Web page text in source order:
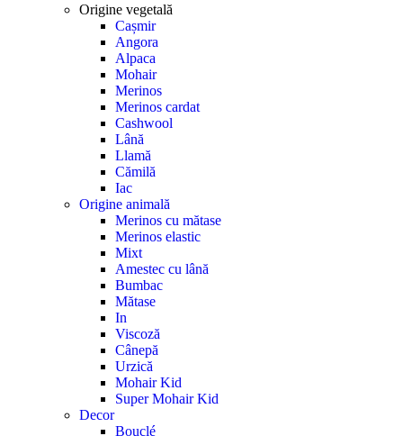
Origine vegetală
Cașmir
Angora
Alpaca
Mohair
Merinos
Merinos cardat
Cashwool
Lână
Llamă
Cămilă
Iac
Origine animală
Merinos cu mătase
Merinos elastic
Mixt
Amestec cu lână
Bumbac
Mătase
In
Viscoză
Cânepă
Urzică
Mohair Kid
Super Mohair Kid
Decor
Bouclé